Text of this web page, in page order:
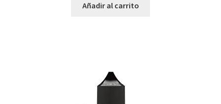
Añadir al carrito